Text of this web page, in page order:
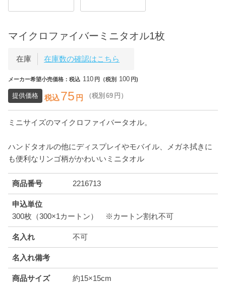
マイクロファイバーミニタオル1枚
在庫 在庫数の確認はこちら
メーカー希望小売価格：税込 110 円（税別 100 円)
提供価格 税込75 円 （税別 69 円）
ミニサイズのマイクロファイバータオル。
ハンドタオルの他にディスプレイやモバイル、メガネ拭きに
も便利なリンゴ柄がかわいいミニタオル
商品番号 2216713
申込単位
300枚（300×1カートン） ※カートン割れ不可
名入れ 不可
名入れ備考
商品サイズ 約15×15cm